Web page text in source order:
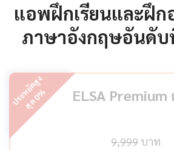
แอพฝึกเรียนและฝึก
ภาษาอังกฤษอันดับ
ป
ร
ะ
ห
ยั
ด
สู
ง
สุ
ด
0
% ELSA
9,999 บาท